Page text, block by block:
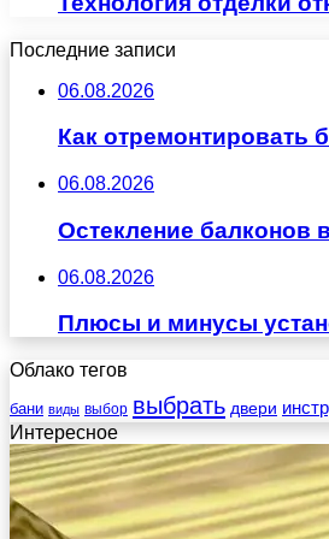
Последние записи
06.08.2026
Как отремонтировать
06.08.2026
Остекление балконов
06.08.2026
Плюсы и минусы
Облако тегов
бани виды выбор выбрать двери
Интересное